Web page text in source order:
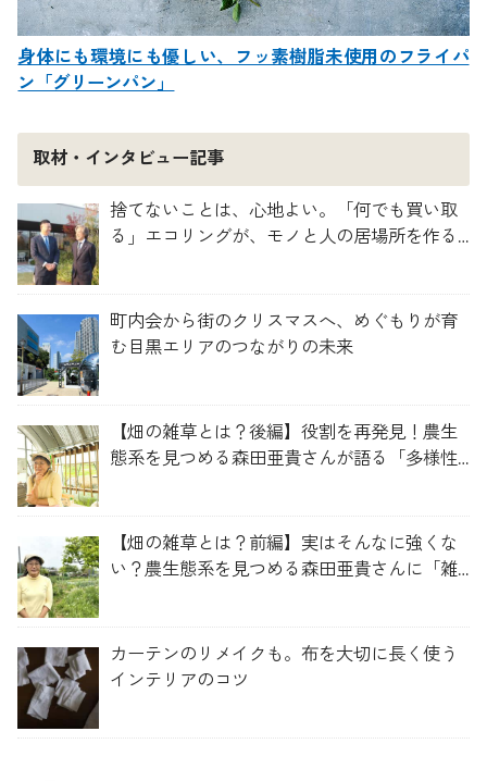
身体にも環境にも優しい、フッ素樹脂未使用のフライパ
ン「グリーンパン」
取材・インタビュー記事
捨てないことは、心地よい。「何でも買い取
る」エコリングが、モノと人の居場所を作る
町内会から街のクリスマスへ、めぐもりが育
む目黒エリアのつながりの未来
【畑の雑草とは？後編】役割を再発見！農生
態系を見つめる森田亜貴さんが語る「多様性
【畑の雑草とは？前編】実はそんなに強くな
い？農生態系を見つめる森田亜貴さんに「雑
カーテンのリメイクも。布を大切に長く使う
インテリアのコツ